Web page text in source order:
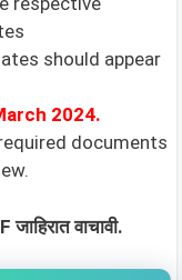
should appear
2024.
documents
वाचावी.